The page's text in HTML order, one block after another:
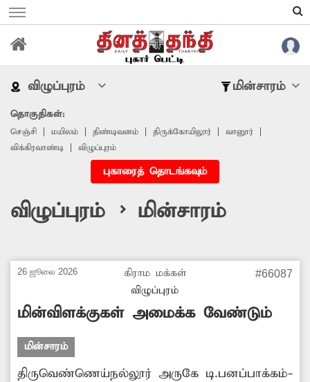
விழுப்புரம் மின்சாரம்
தொகுதிகள்:
செஞ்சி மயிலம் திண்டிவனம் திருக்கோயிலூர்
வானூர்
விக்கிரவாண்டி
விழுப்புரம்
புகாரைத் தொடங்கவும்
விழுப்புரம் > மின்சாரம்
26 ஜூலை 2026
கிராம மக்கள்
விழுப்புரம்
#66087
மின்விளக்குகள் அமைக்க வேண்டும்
மின்சாரம்
திருவெண்ணெய்நல்லூர் அருகே டி.பனப்பாக்கம்-